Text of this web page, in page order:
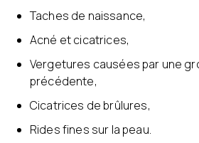
Taches de naissance,
Acné et cicatrices,
Vergetures causées par une
précédente,
Cicatrices de brûlures,
Rides fines sur la peau.